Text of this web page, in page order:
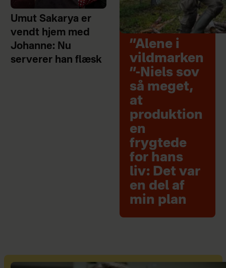
Umut Sakarya er
vendt hjem med
Johanne: Nu
serverer han flæsk
”Alene i
vildmarken
”-Niels sov
så meget,
at
produktion
en
frygtede
for hans
liv: Det var
en del af
min plan